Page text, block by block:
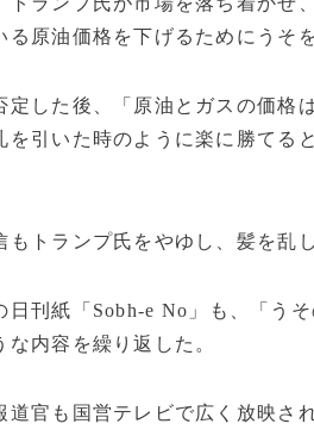
る原油価格を下げるためにうそ
定した後、「原油とガスの価格
を引いた時のように楽に勝てる
もトランプ氏をやゆし、髪を乱
日刊紙「Sobh-e No」も、「う
な内容を繰り返した。
道官も国営テレビで広く放映さ